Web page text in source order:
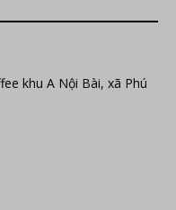
khu A Nội Bài, xã Phú